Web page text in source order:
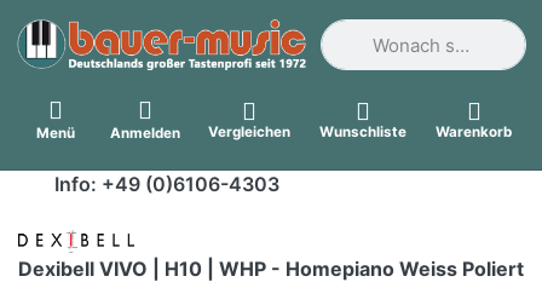
Geben Sie einen
Menü Anmelden Vergleichen Wunschliste Warenkorb
Info: +49 (0)6106-4303
Dexibell VIVO | H10 | WHP - Homepiano Weiss Poliert